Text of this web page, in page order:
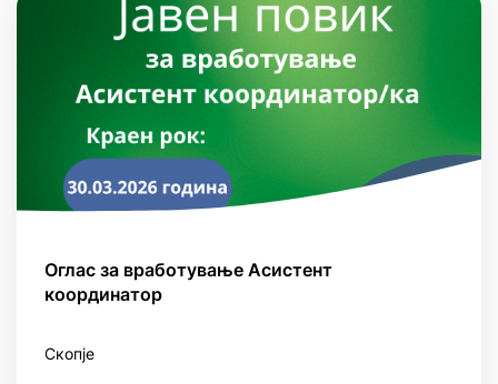
Оглас за вработување Асистент
координатор
Скопје